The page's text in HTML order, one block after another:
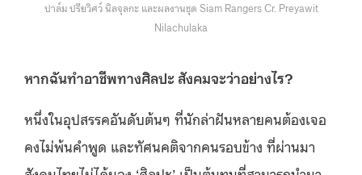
ปาล์ม ปรียวิศว์ นิลจุลกะ และผลงานชุด Siam Rangers Cr. Preyawit
Nilachulaka
หากฉันทำอาชีพทางศิลปะ สังคมจะว่าอย่างไร?
หนึ่งในอุปสรรคอันดับต้นๆ ที่นักล่าฝันหลายคนต้องเจอ
คงไม่พ้นคำพูด และทัศนคติจากคนรอบข้าง ที่ผ่านมา